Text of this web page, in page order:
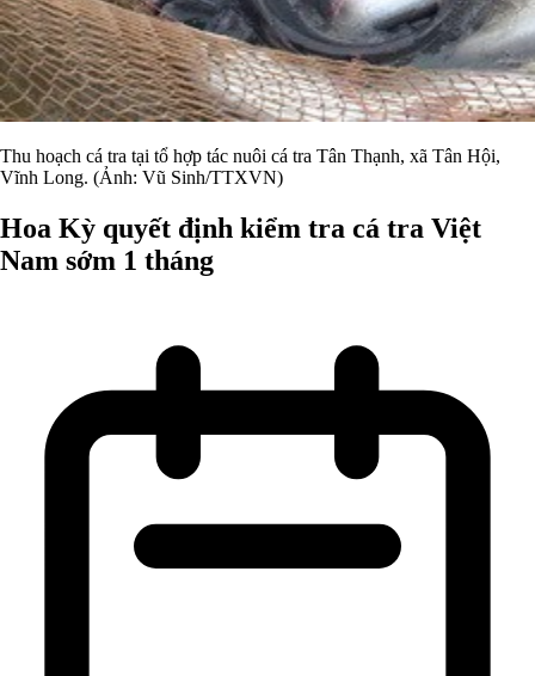
Thu hoạch cá tra tại tổ hợp tác nuôi cá tra Tân Thạnh, xã Tân Hội,
Vĩnh Long. (Ảnh: Vũ Sinh/TTXVN)
Hoa Kỳ quyết định kiểm tra cá tra Việt
Nam sớm 1 tháng